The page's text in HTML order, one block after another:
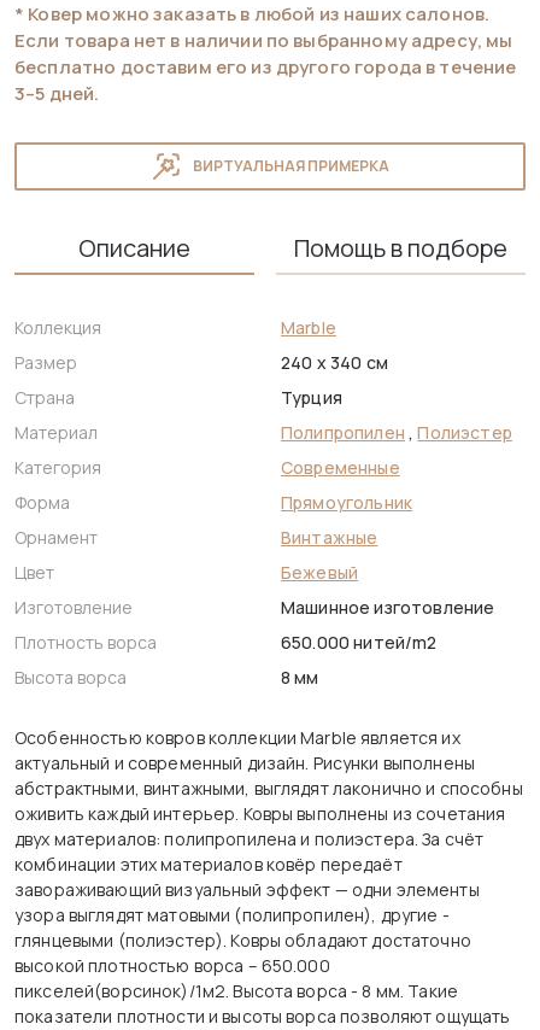
* Ковер можно заказать в любой из наших салонов.
Если товара нет в наличии по выбранному адресу, мы
бесплатно доставим его из другого города в течение
3–5 дней.
ВИРТУАЛЬНАЯ ПРИМЕРКА
Описание Помощь в подборе
Коллекция
Marble
Размер
240 x 340 см
Страна
Турция
Материал
Полипропилен ,Полиэстер
Категория
Современные
Форма
Прямоугольник
Орнамент
Винтажные
Цвет
Бежевый
Изготовление
Машинное изготовление
Плотность ворса
650.000 нитей/m2
Высота ворса
8 мм
Особенностью ковров коллекции Marble является их
актуальный и современный дизайн. Рисунки выполнены
абстрактными, винтажными, выглядят лаконично и способны
оживить каждый интерьер. Ковры выполнены из сочетания
двух материалов: полипропилена и полиэстера. За счёт
комбинации этих материалов ковёр передаёт
завораживающий визуальный эффект — одни элементы
узора выглядят матовыми (полипропилен), другие -
глянцевыми (полиэстер). Ковры обладают достаточно
высокой плотностью ворса – 650.000
пикселей(ворсинок)/1м2. Высота ворса - 8 мм. Такие
показатели плотности и высоты ворса позволяют ощущать